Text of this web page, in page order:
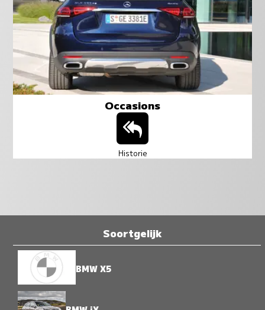
Occasions
Historie
Soortgelijk
BMW X5